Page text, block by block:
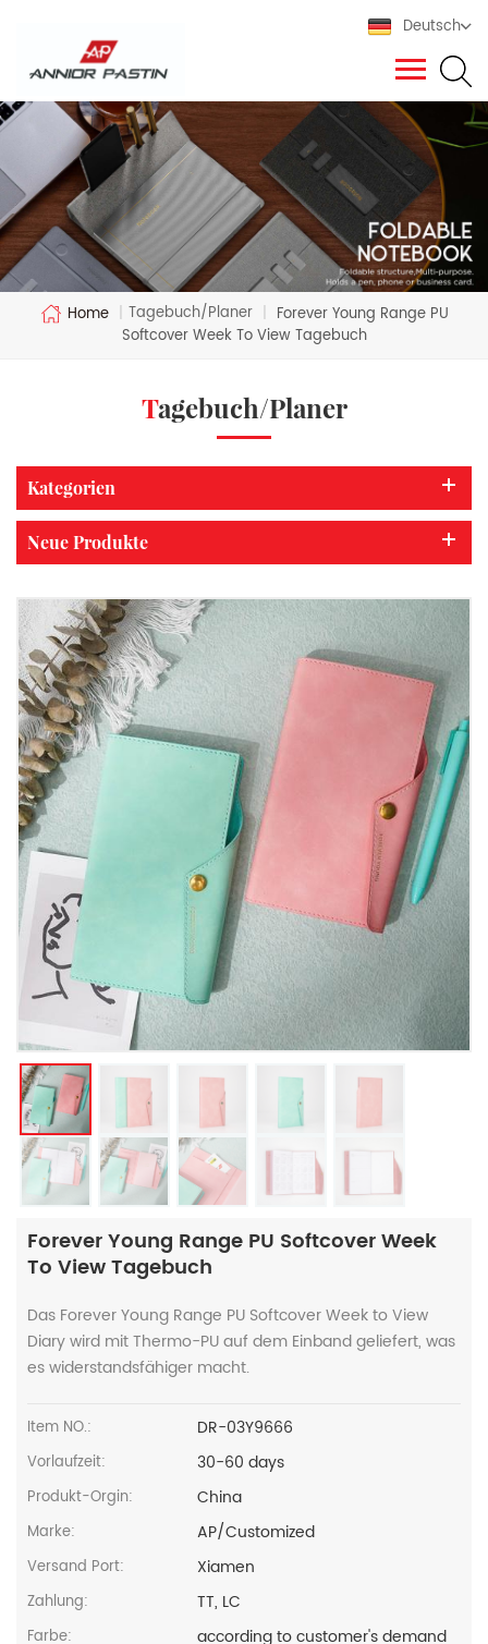
Deutsch
Home | Tagebuch/Planer | Forever Young Range PU
Softcover Week To View Tagebuch
Tagebuch/Planer
Kategorien
Neue Produkte
Forever Young Range PU Softcover Week
To View Tagebuch
Das Forever Young Range PU Softcover Week to View
Diary wird mit Thermo-PU auf dem Einband geliefert, was
es widerstandsfähiger macht.
Item NO.: DR-03Y9666
Vorlaufzeit: 30-60 days
Produkt-Orgin: China
Marke: AP/Customized
Versand Port: Xiamen
Zahlung: TT, LC
Farbe: according to customer's demand